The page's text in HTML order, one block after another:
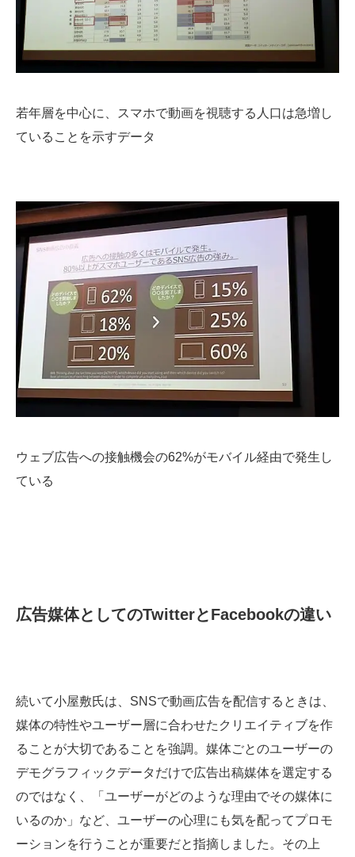
若年層を中心に、スマホで動画を視聴する人口は急増し
ていることを示すデータ
ウェブ広告への接触機会の62%がモバイル経由で発生し
ている
広告媒体としてのTwitterとFacebookの違い
続いて小屋敷氏は、SNSで動画広告を配信するときは、
媒体の特性やユーザー層に合わせたクリエイティブを作
ることが大切であることを強調。媒体ごとのユーザーの
デモグラフィックデータだけで広告出稿媒体を選定する
のではなく、「ユーザーがどのような理由でその媒体に
いるのか」など、ユーザーの心理にも気を配ってプロモ
ーションを行うことが重要だと指摘しました。その上